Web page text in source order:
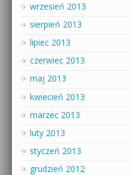
wrzesień 2013
sierpień 2013
lipiec 2013
czerwiec 2013
maj 2013
kwiecień 2013
marzec 2013
luty 2013
styczeń 2013
grudzień 2012